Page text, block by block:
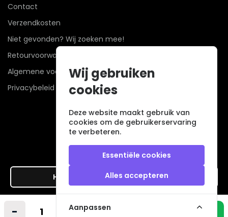
- + In winkelmandje
Contact
Verzendkosten
Niet gevonden? Wij zoeken mee!
Retourvoorwaarden
Algemene voorwaarden
Privacybeleid
Hier de overeenkomst ontbinden
Wij gebruiken
cookies
Deze website maakt gebruik van
cookies om de gebruikerservaring
te verbeteren.
Essentiële cookies
Alles accepteren
Aanpassen